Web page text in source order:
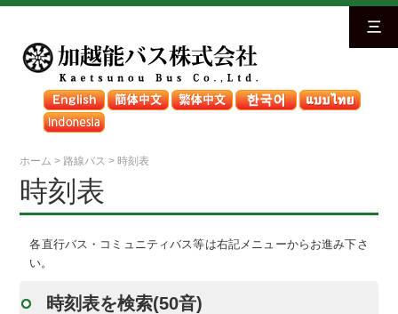
三
ホーム > 路線バス >時刻表
時刻表
各直行バス・コミュニティバス等は右記メニューからお進み下さ
い。
時刻表を検索(50音)